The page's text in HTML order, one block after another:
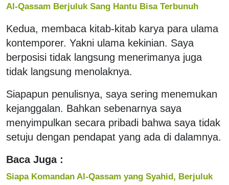
Al-Qassam Berjuluk Sang Hantu Bisa Terbunuh
Kedua, membaca kitab-kitab karya para ulama
kontemporer. Yakni ulama kekinian. Saya
berposisi tidak langsung menerimanya juga
tidak langsung menolaknya.
Siapapun penulisnya, saya sering menemukan
kejanggalan. Bahkan sebenarnya saya
menyimpulkan secara pribadi bahwa saya tidak
setuju dengan pendapat yang ada di dalamnya.
Baca Juga :
Siapa Komandan Al-Qassam yang Syahid, Berjuluk